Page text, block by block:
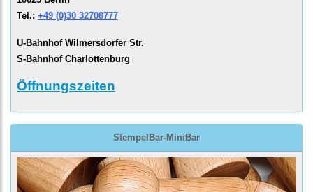
Tel.: +49 (0)30 32708777
U-Bahnhof Wilmersdorfer Str.
S-Bahnhof Charlottenburg
Öffnungszeiten
StempelBar-MiniBar